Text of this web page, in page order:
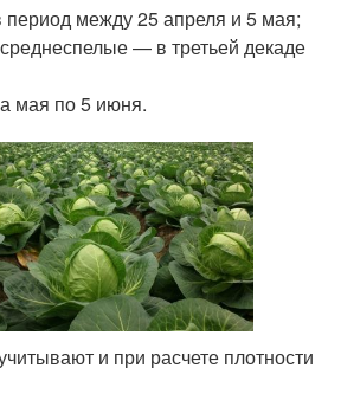
между 25 апреля и 5 мая;
— в третьей декаде
мая по 5 июня.
и при расчете плотности